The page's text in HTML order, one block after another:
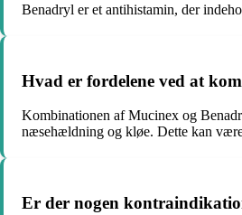
Benadryl er et antihistamin, der
Hvad er fordelene ved at
Kombinationen af Mucinex og
næsehældning og kløe. Dette kan
Er der nogen